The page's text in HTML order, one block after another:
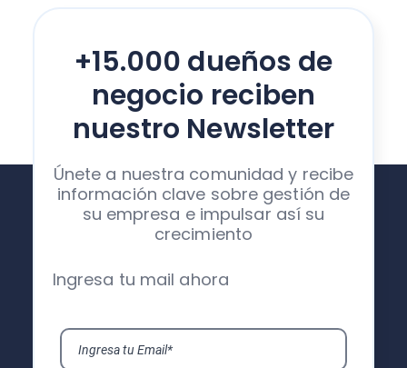
+15.000 dueños de
negocio reciben
nuestro Newsletter
Únete a nuestra comunidad y recibe
información clave sobre gestión de
su empresa e impulsar así su
crecimiento
Ingresa tu mail ahora